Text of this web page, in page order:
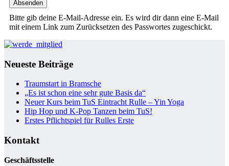
Bitte gib deine E-Mail-Adresse ein. Es wird dir dann eine E-Mail
mit einem Link zum Zurücksetzen des Passwortes zugeschickt.
Neueste Beiträge
Traumstart in Bramsche
„Es ist schon eine sehr gute Basis da“
Neuer Kurs beim TuS Eintracht Rulle – Yin Yoga
Hip Hop und K-Pop Tanzen beim TuS!
Erstes Pflichtspiel für Rulles Erste
Kontakt
Geschäftsstelle